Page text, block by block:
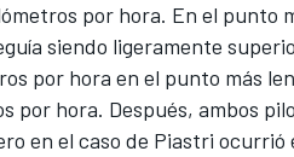
por hora. En el punto
siendo ligeramente
por hora en el punto más
por hora. Después, ambos
en el caso de Piastri ocurrió